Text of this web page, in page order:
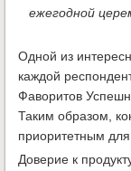
ежегодной
Одной из
каждой
Фаворитов
Таким образом,
приоритетным
Доверие к